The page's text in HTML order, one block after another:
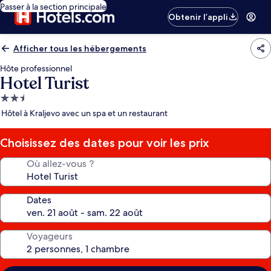
Passer à la section principale
Obtenir l’appli
Afficher tous les hébergements
Hôte professionnel
Hotel Turist
Hébergement
2.5 étoiles
Hôtel à Kraljevo avec un spa et un restaurant
Choisissez des dates pour voir les prix
Où allez-vous ?
Dates
Voyageurs